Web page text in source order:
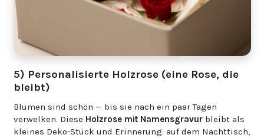
5) Personalisierte Holzrose (eine Rose, die
bleibt)
Blumen sind schön — bis sie nach ein paar Tagen
verwelken. Diese Holzrose mit Namensgravurbleibt als
kleines Deko-Stück und Erinnerung: auf dem Nachttisch,